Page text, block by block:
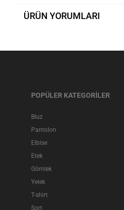
ÜRÜN YORUMLARI
POPÜLER KATEGORİLER
Bluz
Pantolon
Elbise
Etek
Gömlek
Yelek
T-shirt
Şort